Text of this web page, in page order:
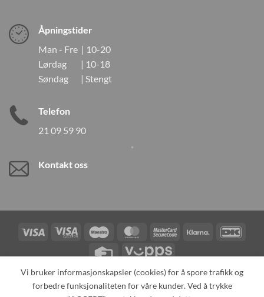
Åpningstider
Man - Fre | 10-20
Lørdag | 10-18
Søndag | Stengt
Telefon
21 09 59 90
Kontakt oss
Visa
Visa
Electron
Maestro MasterCardMasterCardKlarna
Credit
Vipps
TILBAKEKALLINGER KONTAKT OSS
OM OSS
Vi bruker informasjonskapsler (cookies) for å spore trafikk og
forbedre funksjonaliteten for våre kunder. Ved å trykke